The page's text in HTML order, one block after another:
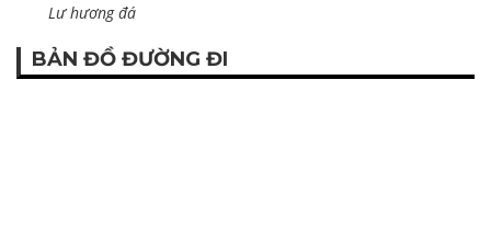
Lư hương đá
BẢN ĐỒ ĐƯỜNG ĐI